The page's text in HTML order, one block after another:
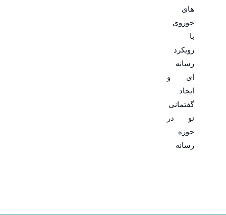
های
حوزوی
با
رویکرد
رسانه
ای و
ایجاد
گفتمانی
نو در
حوزه
رسانه